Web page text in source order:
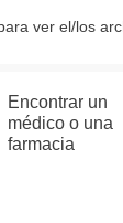
ver el/los
Encontrar un
médico o una
farmacia